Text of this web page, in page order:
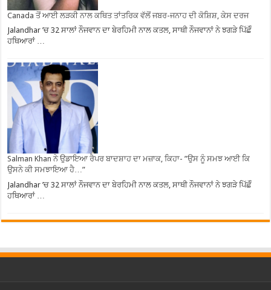
Canada ਤੋਂ ਆਈ ਲੜਕੀ ਨਾਲ ਕਥਿਤ ਤਾਂਤਰਿਕ ਵੱਲੋਂ ਜਬਰ-ਜਨਾਹ ਦੀ ਕੋਸ਼ਿਸ਼, ਕੇਸ ਦਰਜ
Jalandhar ’ਚ 32 ਸਾਲਾਂ ਨੌਜਵਾਨ ਦਾ ਬੇਰਹਿਮੀ ਨਾਲ ਕਤਲ, ਸਾਥੀ ਨੌਜਵਾਨਾਂ ਨੇ ਝਗੜੇ ਪਿੱਛੋੰ
ਹਥਿਆਰਾਂ …
Salman Khan ਨੇ ਉਡਾਇਆ ਰੈਪਰ ਬਾਦਸ਼ਾਹ ਦਾ ਮਜ਼ਾਕ, ਕਿਹਾ- ”ਉਸ ਨੂੰ ਸਮਝ ਆਈ ਕਿ
ਉਸਨੇ ਕੀ ਸਮਝਾਇਆ ਹੈ…”
Jalandhar ’ਚ 32 ਸਾਲਾਂ ਨੌਜਵਾਨ ਦਾ ਬੇਰਹਿਮੀ ਨਾਲ ਕਤਲ, ਸਾਥੀ ਨੌਜਵਾਨਾਂ ਨੇ ਝਗੜੇ ਪਿੱਛੋੰ
ਹਥਿਆਰਾਂ …